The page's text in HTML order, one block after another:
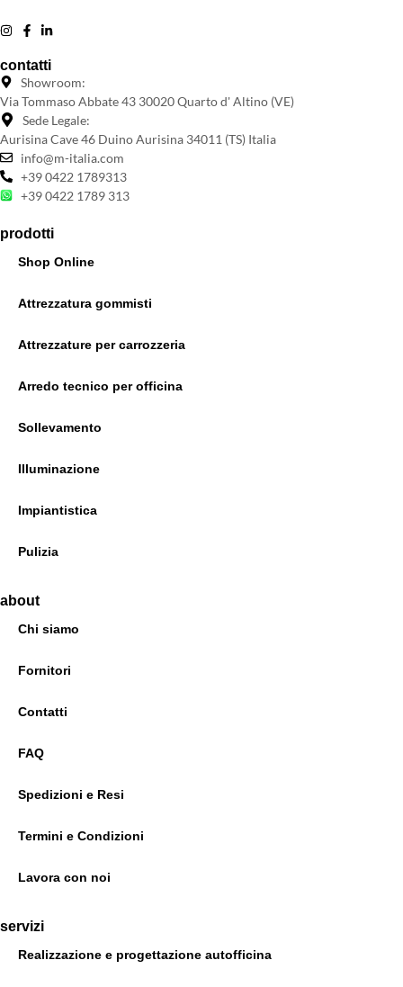
contatti
Showroom:
Via Tommaso Abbate 43 30020 Quarto d' Altino (VE)
Sede Legale:
Aurisina Cave 46 Duino Aurisina 34011 (TS) Italia
info@m-italia.com
+39 0422 1789313
+39 0422 1789 313
prodotti
Shop Online
Attrezzatura gommisti
Attrezzature per carrozzeria
Arredo tecnico per officina
Sollevamento
Illuminazione
Impiantistica
Pulizia
about
Chi siamo
Fornitori
Contatti
FAQ
Spedizioni e Resi
Termini e Condizioni
Lavora con noi
servizi
Realizzazione e progettazione autofficina